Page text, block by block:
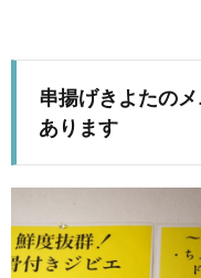
串揚げきよたの
あります